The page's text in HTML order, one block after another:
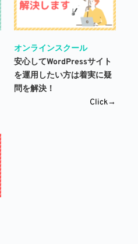
オンラインスクール
安心してWordPressサイト
を運用したい方は着実に疑
問を解決！
Click→